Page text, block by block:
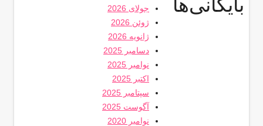
بایگانی‌ها
جولای 2026
ژوئن 2026
ژانویه 2026
دسامبر 2025
نوامبر 2025
اکتبر 2025
سپتامبر 2025
آگوست 2025
نوامبر 2020